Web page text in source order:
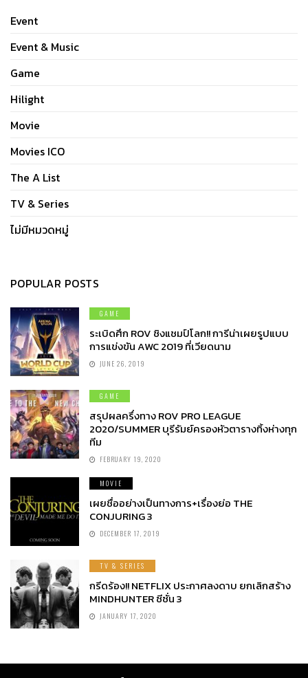
Event
Event & Music
Game
Hilight
Movie
Movies ICO
The A List
TV & Series
ไม่มีหมวดหมู่
POPULAR POSTS
GAME
ระเบิดศึก ROV ชิงแชมป์โลก!! การีน่าเผยรูปแบบ
การแข่งขัน AWC 2019 ที่เวียดนาม
JUNE 26, 2019
GAME
สรุปผลครึ่งทาง ROV PRO LEAGUE
2020/SUMMER บุรีรัมย์ครองหัวตารางทิ้งห่างทุก
ทีม
FEBRUARY 19, 2020
MOVIE
เผยชื่ออย่างเป็นทางการ+เรื่องย่อ THE
CONJURING 3
DECEMBER 17, 2019
TV & SERIES
กรีดร้อง!! NETFLIX ประกาศลงดาบ ยกเลิกสร้าง
MINDHUNTER ซีซั่น 3
JANUARY 17, 2020